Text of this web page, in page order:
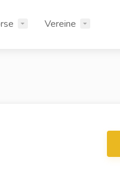
Vereine